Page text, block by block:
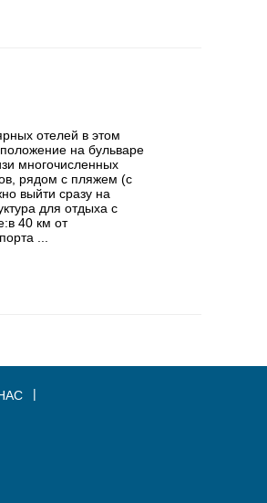
отелей в этом
на бульваре
многочисленных
рядом с пляжем (с
выйти сразу на
для отдыха с
40 км от
...